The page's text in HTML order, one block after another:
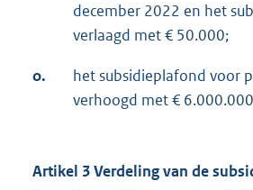
december 2022 en het
verlaagd met € 50.000;
o.
het subsidieplafond voor
verhoogd met €
Artikel 3 Verdeling van de